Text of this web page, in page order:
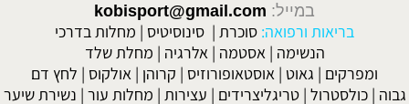
במייל: kobisport@gmail.com
בריאות ורפואה: סוכרת | סינוסיטיס | מחלות בדרכי
הנשימה | אסטמה | אלרגיה | מחלת שלד
ומפרקים | גאוט | אוסטאופורוזיס | קרוהן | אולקוס | לחץ דם
גבוה |כולסטרול |טריגליצרידים | עצירות | מחלות עור | נשירת שיער